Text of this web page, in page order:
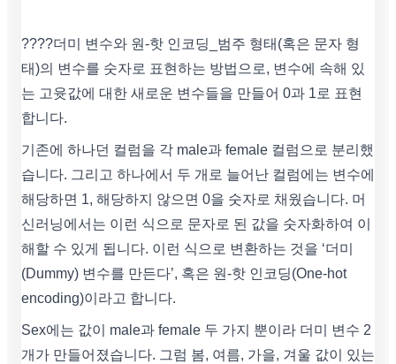
????더미 변수와 원-핫 인코딩_범주 형태(혹은 문자 형
태)의 변수를 숫자로 표현하는 방법으로, 변수에 속해 있
는 고윳값에 대한 새로운 변수들을 만들어 0과 1로 표현
합니다.
기존에 하나던 컬럼을 각 male과 female 컬럼으로 분리했
습니다. 그리고 하나에서 두 개로 늘어난 컬럼에는 변수에
해당하면 1, 해당하지 않으면 0을 숫자로 채웠습니다. 머
신러닝에서는 이런 식으로 문자로 된 값을 숫자화하여 이
해할 수 있게 됩니다. 이런 식으로 변환하는 것을 ‘더미
(Dummy) 변수를 만든다’, 혹은 원-핫 인코딩(One-hot
encoding)이라고 합니다.
Sex에는 값이 male과 female 두 가지 뿐이라 더미 변수 2
개가 만들어졌습니다. 그럼 봄, 여름, 가을, 겨울 값이 있는